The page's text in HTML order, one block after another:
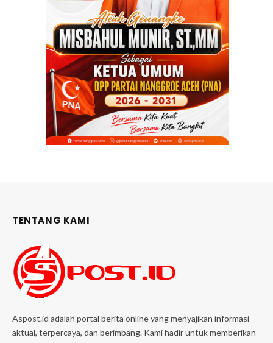
TENTANG KAMI
Aspost.id adalah portal berita online yang menyajikan informasi
aktual, terpercaya, dan berimbang. Kami hadir untuk memberikan